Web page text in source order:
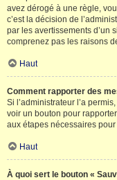
avez dérogé à une règle,
c’est la décision de
par les avertissements d’un
comprenez pas les raisons
Haut
Comment rapporter des
Si l’administrateur l’a
voir un bouton pour
aux étapes nécessaires
Haut
À quoi sert le bouton «